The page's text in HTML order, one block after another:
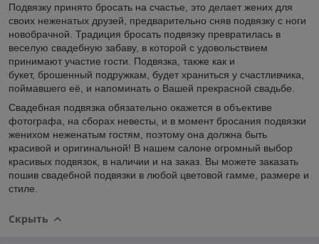
Подвязку принято бросать на счастье, это делает жених для
своих неженатых друзей, предварительно сняв подвязку с ноги
новобрачной. Традиция бросать подвязку превратилась в
веселую свадебную забаву, в которой с удовольствием
принимают участие гости. Подвязка, также как и
букет, брошенный подружкам, будет храниться у счастливчика,
поймавшего её, и напоминать о Вашей прекрасной свадьбе.
Свадебная подвязка обязательно окажется в объективе
фотографа, на сборах невесты, и в момент бросания подвязки
женихом неженатым гостям, поэтому она должна быть
красивой и оригинальной! В нашем салоне огромный выбор
красивых подвязок, в наличии и на заказ. Вы можете заказать
пошив свадебной подвязки в любой цветовой гамме, размере и
стиле.
Скрыть